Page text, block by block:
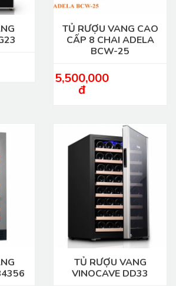
TỦ RƯỢU VANG CAO
CẤP 8 CHAI ADELA
BCW-25
5,500,000
đ
TỦ RƯỢU VANG
VINOCAVE DD33